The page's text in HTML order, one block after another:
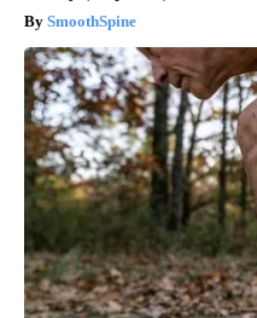
SmoothSpine